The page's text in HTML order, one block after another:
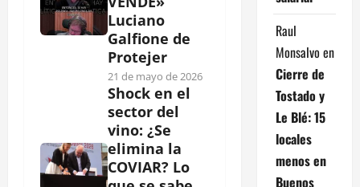
Luciano
Galfione de
Protejer
21 de mayo de 2026
Shock en el
sector del
vino: ¿Se
elimina la
COVIAR? Lo
Raul
Monsalvo en
Cierre de
Tostado y
Le Blé: 15
locales
menos en
Buenos